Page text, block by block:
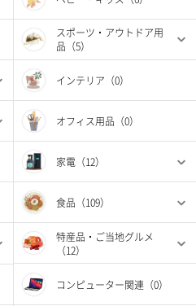
スポーツ・アウトドア用
品（5）
インテリア（0）
オフィス用品（0）
家電（12）
食品（109）
特産品・ご当地グルメ
（12）
コンピューター関連（0）